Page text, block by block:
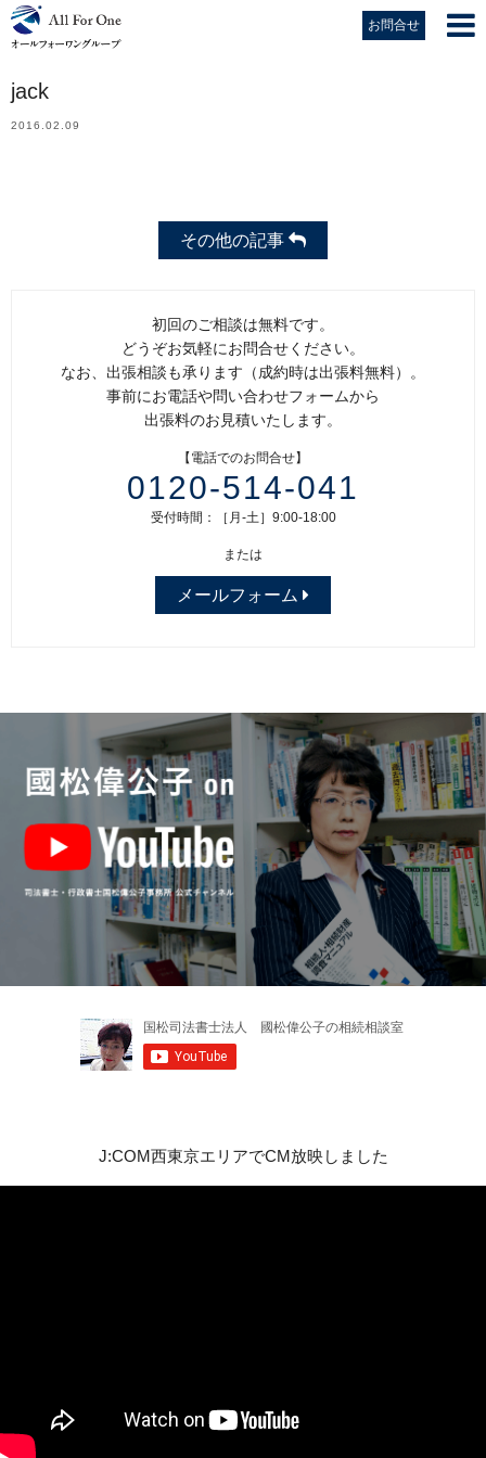
お問合せ
jack
2016.02.09
その他の記事
初回のご相談は無料です。
どうぞお気軽にお問合せください。
なお、出張相談も承ります（成約時は出張料無料）。
事前にお電話や問い合わせフォームから
出張料のお見積いたします。
【電話でのお問合せ】
0120-514-041
受付時間：［月-土］9:00-18:00
または
メールフォーム
J:COM西東京エリアでCM放映しました